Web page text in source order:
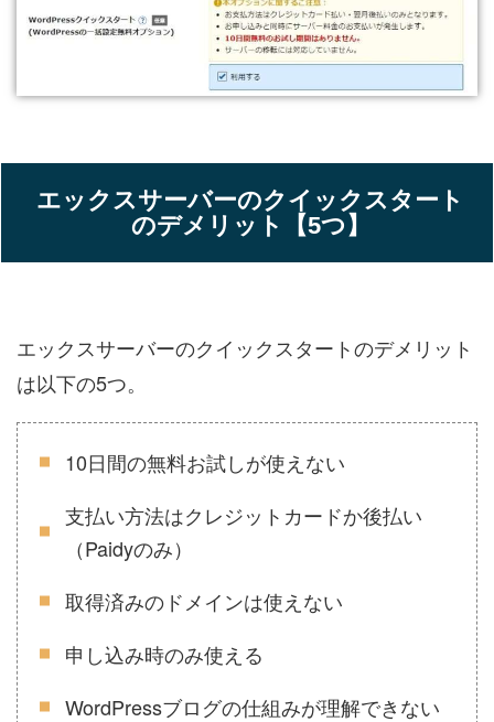
エックスサーバーのクイックスタート
のデメリット【5つ】
エックスサーバーのクイックスタートのデメリット
は以下の5つ。
10日間の無料お試しが使えない
支払い方法はクレジットカードか後払い
（Paidyのみ）
取得済みのドメインは使えない
申し込み時のみ使える
WordPressブログの仕組みが理解できない